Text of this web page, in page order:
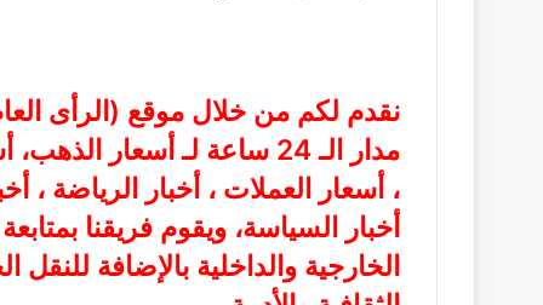
نقدم لكم من خلال موقع ( الرأى
مدار الـ 24 ساعة لـ أسعار
، أسعار العملات ، أخبار الرياضة ،
أخبار السياسة، ويقوم فريقنا
الخارجية والداخلية بالإضافة